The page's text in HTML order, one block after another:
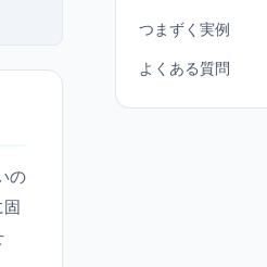
の
つまずく実例
よくある質問